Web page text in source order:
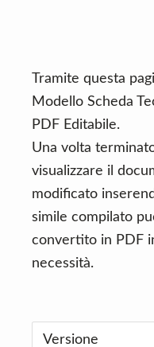
Tramite questa
Modello Scheda
PDF Editabile.
Una volta
visualizzare il
modificato
simile compilato
convertito in PDF
necessità.
Versione